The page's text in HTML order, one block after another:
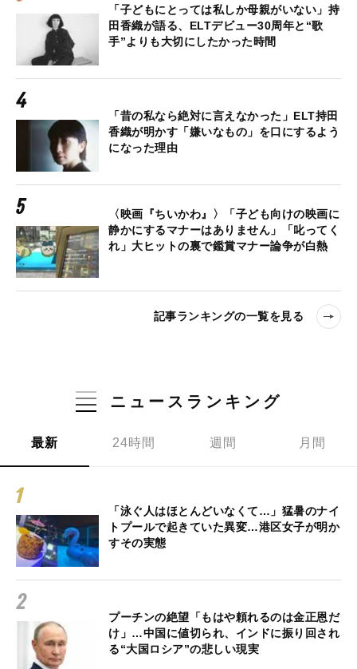
「子どもにとっては私しか母親がいない」持
田香織が語る、ELTデビュー30周年と“歌
手”よりも大切にしたかった時間
「昔の私なら絶対に言えなかった」ELT持田
香織が明かす「嫌いなもの」を口にするよう
になった理由
〈映画『ちいかわ』〉「子ども向けの映画に
静かにするマナーはありません」「叱ってく
れ」大ヒットの裏で鑑賞マナー論争が白熱
記事ランキングの一覧を見る
ニュースランキング
最新 24時間 週間 月間
「泳ぐ人はほとんどいなくて…」猛暑のナイ
トプールで起きていた異変…港区女子が明か
すその実態
プーチンの絶望「もはや頼れるのは金正恩だ
け」…中国に値切られ、インドに振り回され
る“大国ロシア”の悲しい現実